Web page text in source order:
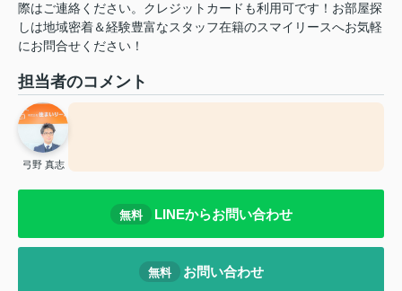
際はご連絡ください。クレジットカードも利用可です！お部屋探
しは地域密着＆経験豊富なスタッフ在籍のスマイリースへお気軽
にお問合せください！
担当者のコメント
弓野 真志
無料 LINEからお問い合わせ
無料 お問い合わせ